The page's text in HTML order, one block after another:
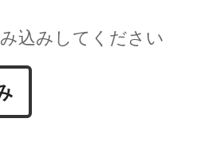
込みしてください